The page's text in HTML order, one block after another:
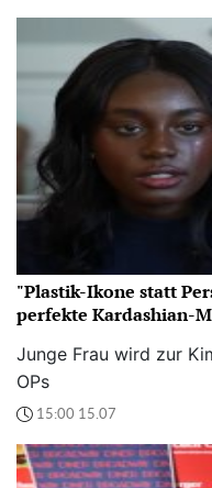
"Plastik-Ikone statt
perfekte Kardashian-
Junge Frau wird zur
OPs
15:00 15.07